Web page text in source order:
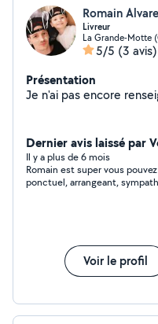
Romain
Livreur
La Grande-Motte
5/5 (3 avis)
Présentation
Dernier avis laissé par
Il y a plus de 6 mois
Romain est super vous
ponctuel, arrangeant,
Voir le profil